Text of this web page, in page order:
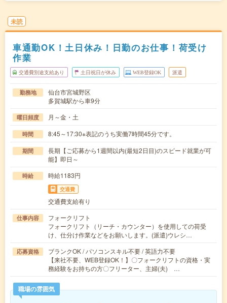
未読
車通勤OK！土日休み！日勤のお仕事！荷受け
作業
交通費別途支給あり 土日祝日が休み WEB登録OK 派遣
勤務地
仙台市宮城野区
多賀城駅から車9分
曜日頻度 月～金・土
時間 8:45～17:30※表記のうち実働7時間45分です。
期間
長期【ご応募から1週間以内(最短2日目)のスピード就業が可
能】即日～
時給 時給1183円
交通費
交通費支給有り
仕事内容
フォークリフト
フォークリフト（リーチ・カウンター）を使用しての荷受
け、仕分け作業などをお願いします。(派遣)ウレシ…
応募資格
ブランクOK / パソコンスキル不要 / 英語力不要
【来社不要、WEB登録OK！】〇フォークリフトの資格・実
務経験をお持ちの方〇フリーター、主婦(夫) …
職場の雰囲気